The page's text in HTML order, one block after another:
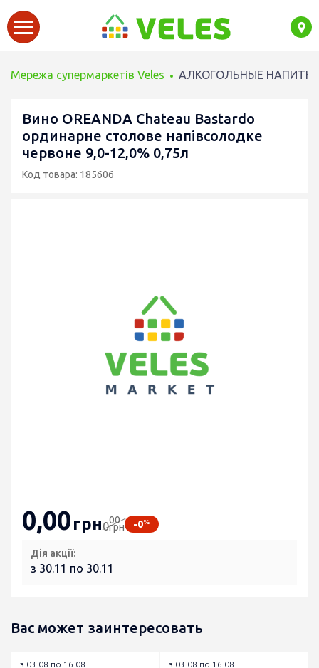
Мережа супермаркетів Veles АЛКОГОЛЬНЫЕ
Вино OREANDA Chateau Bastardo
ординарне столове напівсолодке
червоне 9,0-12,0% 0,75л
Код товара: 185606
0,00грн000
грн -0%
Дія акції:
з 30.11 по 30.11
Вас может заинтересовать
з 03.08 по 16.08 з 03.08 по 16.08